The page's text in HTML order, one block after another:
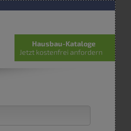
Hausbau-Kataloge
Jetzt kostenfrei anfordern